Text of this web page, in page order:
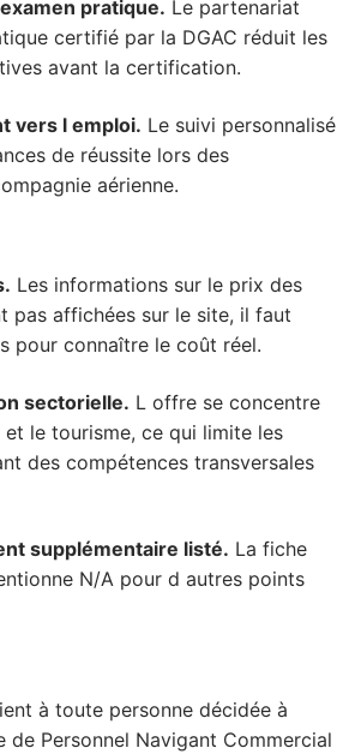
pratique. Le partenariat
certifié par la DGAC réduit les
avant la certification.
vers l emploi. Le suivi personnalisé
de réussite lors des
aérienne.
Les informations sur le prix des
pas affichées sur le site, il faut
pour connaître le coût réel.
sectorielle. L offre se concentre
et le tourisme, ce qui limite les
des compétences transversales
supplémentaire listé. La fiche
N/A pour d autres points
à toute personne décidée à
de Personnel Navigant Commercial